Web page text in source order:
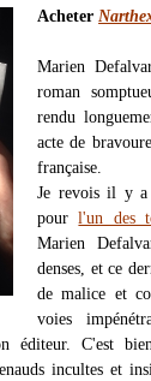
Acheter
Marien
roman
rendu
acte de
française.
Je revois il y a
pourl'un des
Marien
denses, et ce
de malice et
voies
éditeur. C'est
incultes et